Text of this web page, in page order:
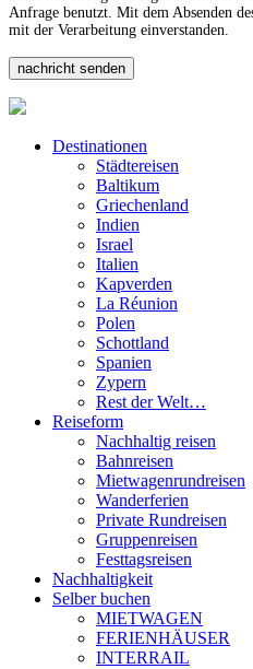
Anfrage benutzt. Mit dem Absenden
mit der Verarbeitung einverstanden.
Destinationen
Städtereisen
Baltikum
Griechenland
Indien
Israel
Italien
Kapverden
La Réunion
Polen
Schottland
Spanien
Zypern
Rest der Welt…
Reiseform
Nachhaltig reisen
Bahnreisen
Mietwagenrundreisen
Wanderferien
Private Rundreisen
Gruppenreisen
Festtagsreisen
Nachhaltigkeit
Selber buchen
MIETWAGEN
FERIENHÄUSER
INTERRAIL